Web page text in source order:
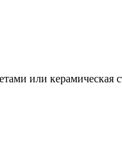
или керамическая